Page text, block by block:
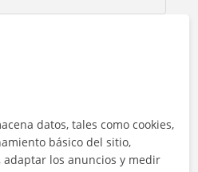
datos, tales como cookies,
básico del sitio,
los anuncios y medir